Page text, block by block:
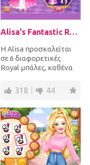
Alisa's Fantastic Royal Ball
Η Alisa προσκαλείται
σε 6 διαφορετικές
Royal μπάλες, καθένα
δικό της θέμα. Είνα...
318 44